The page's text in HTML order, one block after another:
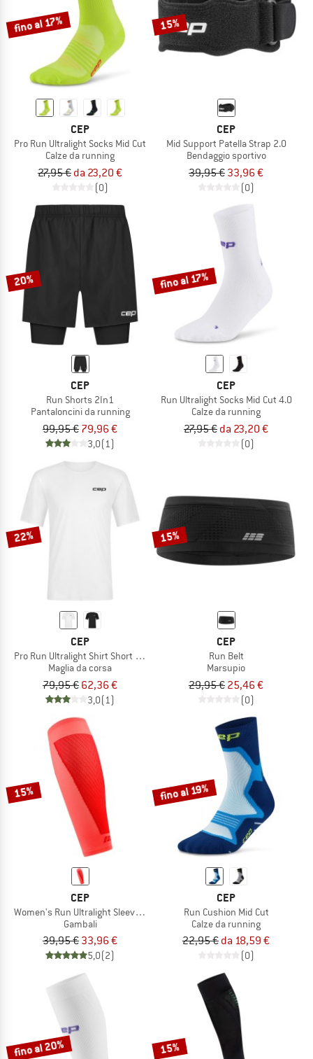
fino al 17%
CEP
Pro Run Ultralight Socks Mid Cut
Calze da running
27,95 € da 23,20 €
(0)
15%
CEP
Mid Support Patella Strap 2.0
Bendaggio sportivo
39,95 € 33,96 €
(0)
20%
CEP
Run Shorts 2In1
Pantaloncini da running
99,95 € 79,96 €
3,0(1)
fino al 17%
CEP
Run Ultralight Socks Mid Cut 4.0
Calze da running
27,95 € da 23,20 €
(0)
22%
CEP
Pro Run Ultralight Shirt Short Sleeve
Maglia da corsa
79,95 € 62,36 €
3,0(1)
15%
CEP
Run Belt
Marsupio
29,95 € 25,46 €
(0)
15%
CEP
Women's Run Ultralight Sleeves Calf 4.0
Gambali
39,95 € 33,96 €
5,0(2)
fino al 19%
CEP
Run Cushion Mid Cut
Calze da running
22,95 € da 18,59 €
(0)
fino al 20% 15%